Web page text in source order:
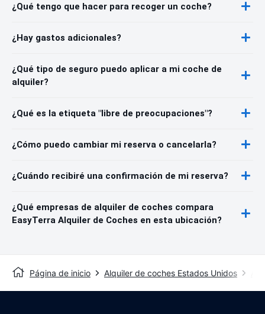
¿Qué tengo que hacer para recoger un coche?
¿Hay gastos adicionales?
¿Qué tipo de seguro puedo aplicar a mi coche de
alquiler?
¿Qué es la etiqueta "libre de preocupaciones"?
¿Cómo puedo cambiar mi reserva o cancelarla?
¿Cuándo recibiré una confirmación de mi reserva?
¿Qué empresas de alquiler de coches compara
EasyTerra Alquiler de Coches en esta ubicación?
Página de inicio Alquiler de coches Estados Unidos